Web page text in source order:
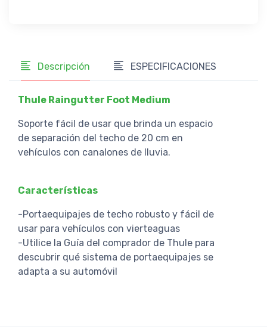
Descripción ESPECIFICACIONES
Thule Raingutter Foot Medium
Soporte fácil de usar que brinda un espacio
de separación del techo de 20 cm en
vehículos con canalones de lluvia.
Características
-Portaequipajes de techo robusto y fácil de
usar para vehículos con vierteaguas
-Utilice la Guía del comprador de Thule para
descubrir qué sistema de portaequipajes se
adapta a su automóvil